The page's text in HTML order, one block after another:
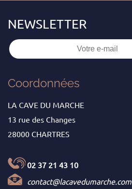
Coordonnées
LA CAVE DU MARCHE
13 rue des Changes
28000 CHARTRES
02 37 21 43 10
contact@lacavedumarche.com